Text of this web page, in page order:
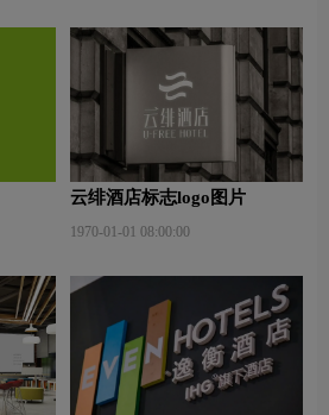
云绯酒店标志logo图片
1970-01-01 08:00:00